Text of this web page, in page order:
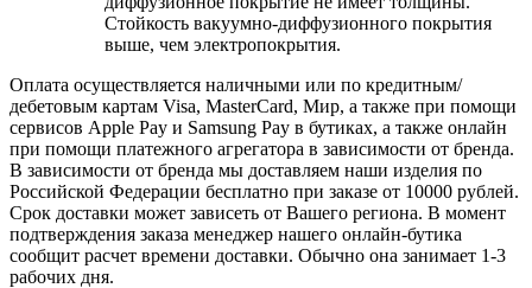
Стойкость вакуумно-диффузионного покрытия
выше, чем электропокрытия.
Оплата осуществляется наличными или по кредитным/
дебетовым картам Visa, MasterCard, Мир, а также при помощи
сервисов Apple Pay и Samsung Pay в бутиках, а также онлайн
при помощи платежного агрегатора в зависимости от бренда.
В зависимости от бренда мы доставляем наши изделия по
Российской Федерации бесплатно при заказе от 10000 рублей.
Срок доставки может зависеть от Вашего региона. В момент
подтверждения заказа менеджер нашего онлайн-бутика
сообщит расчет времени доставки. Обычно она занимает 1-3
рабочих дня.